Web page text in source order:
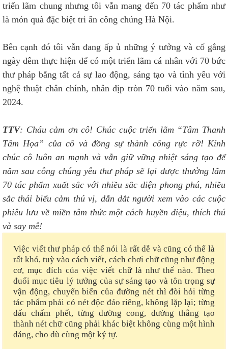
triển lãm chung nhưng tôi vẫn mang đến 70 tác phẩm như
là món quà đặc biệt tri ân công chúng Hà Nội.
Bên cạnh đó tôi vẫn đang ấp ủ những ý tưởng và cố gắng
ngày đêm thực hiện để có một triển lãm cá nhân với 70 bức
thư pháp bằng tất cả sự lao động, sáng tạo và tình yêu với
nghệ thuật chân chính, nhân dịp tròn 70 tuổi vào năm sau,
2024.
TTV: Cháu cảm ơn cô! Chúc cuộc triển lãm “Tâm Thanh
Tâm Họa” của cô và đồng sự thành công rực rỡ! Kính
chúc cô luôn an mạnh và vẫn giữ vững nhiệt sáng tạo để
năm sau công chúng yêu thư pháp sẽ lại được thưởng lãm
70 tác phẩm xuất sắc với nhiều sắc diện phong phú, nhiều
sắc thái biểu cảm thú vị, dẫn dắt người xem vào các cuộc
phiêu lưu về miền tâm thức một cách huyền diệu, thích thú
và say mê!
Việc viết thư pháp có thể nói là rất dễ và cũng có thể là
rất khó, tuỳ vào cách viết, cách chơi chữ cũng như động
cơ, mục đích của việc viết chữ là như thế nào. Theo
đuổi mục tiêu lý tưởng của sự sáng tạo và tôn trọng sự
vận động, chuyển biến của đường nét thì đòi hỏi từng
tác phẩm phải có nét độc đáo riêng, không lặp lại; từng
dấu chấm phết, từng đường cong, đường thẳng tạo
thành nét chữ cũng phải khác biệt không cùng một hình
dáng, cho dù cùng một ký tự.